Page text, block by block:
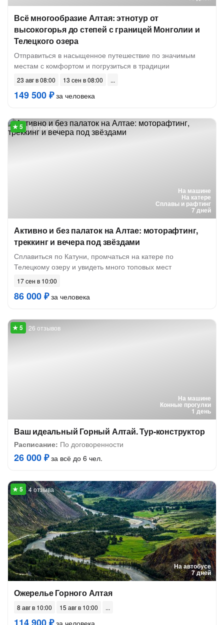
Всё многообразие Алтая: этнотур от
высокогорья до степей с границей Монголии и
Телецкого озера
Отправиться в насыщенное путешествие по значимым
местам с комфортом и погрузиться в традиции
23 авг в 08:00 13 сен в 08:00
149 500 ₽за человека
На машине
На катере
Сплавы и рафтинг
7 дней
5 отзывов
Активно и без палаток на Алтае: моторафтинг,
треккинг и вечера под звёздами
Сплавиться по Катуни, промчаться на катере по
Телецкому озеру и увидеть много топовых мест
17 сен в 10:00
86 000 ₽за человека
На машине
Конные прогулки
1 день
26 отзывов
Ваш идеальный Горный Алтай. Тур-конструктор
Расписание: По договоренности
26 000 ₽за всё до 6 чел.
На автобусе
7 дней
4 отзыва
Ожерелье Горного Алтая
8 авг в 10:00 15 авг в 10:00
за человека